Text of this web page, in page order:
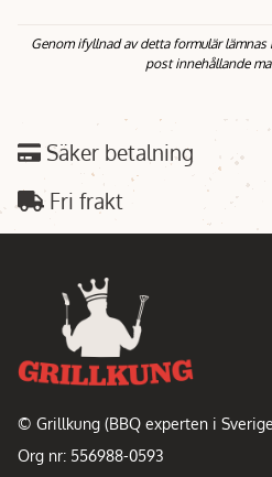
Genom ifyllnad av detta formulär
post innehållande
Säker betalning
Fri frakt
© Grillkung (BBQ experten i
Org nr: 556988-0593